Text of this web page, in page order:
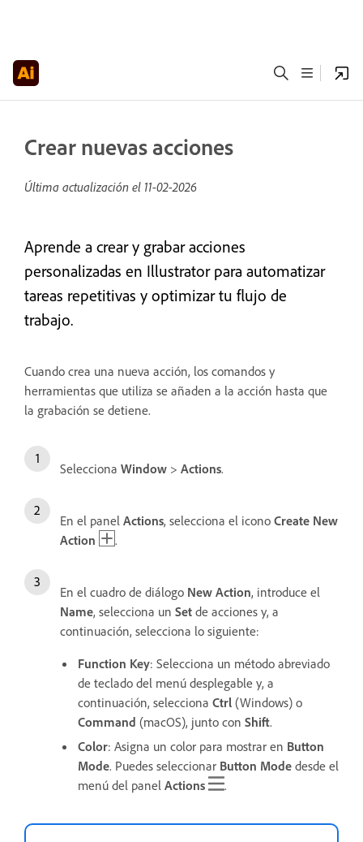
Crear nuevas acciones
Última actualización el 11-02-2026
Aprende a crear y grabar acciones
personalizadas en Illustrator para automatizar
tareas repetitivas y optimizar tu flujo de
trabajo.
Cuando crea una nueva acción, los comandos y
herramientas que utiliza se añaden a la acción hasta que
la grabación se detiene.
Selecciona Window > Actions.
En el panel Actions, selecciona el icono Create New
Action
.
En el cuadro de diálogo New Action, introduce el
Name, selecciona un Set de acciones y, a
continuación, selecciona lo siguiente:
Function Key: Selecciona un método abreviado
de teclado del menú desplegable y, a
continuación, selecciona Ctrl (Windows) o
Command (macOS), junto con Shift.
Color: Asigna un color para mostrar en Button
Mode. Puedes seleccionar Button Mode desde el
menú del panel Actions .